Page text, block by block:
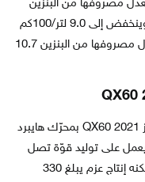
ويصل معدّل مصروفها من البنزين
إلى 12.4 لتر/100كم على الطرقات الداخليّة وينخفض إلى 9.0 لتر/100كم
عند السير على الطرقات الخارجيّة، ويبلغ معدّل مصروفها من البنزين 10.7
حرصت شركة إنفينيتي على تزويد بعض طرز QX60 2021 بمحرّك هايبرد
سلندر تبلغ سعته 2.5 لتر، ويعمل على توليد قوّة تصل
إلى 250 حصاناً عند 5.600 دورة/دقيقة، ويمكنه إنتاج عزم يبلغ 330